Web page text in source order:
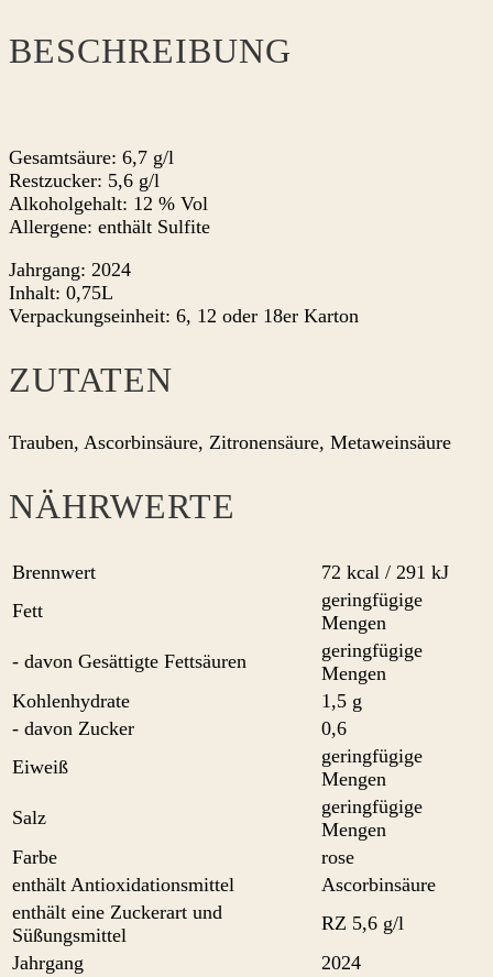
BESCHREIBUNG
Gesamtsäure: 6,7 g/l
Restzucker: 5,6 g/l
Alkoholgehalt: 12 % Vol
Allergene: enthält Sulfite
Jahrgang: 2024
Inhalt: 0,75L
Verpackungseinheit: 6, 12 oder 18er Karton
ZUTATEN
Trauben, Ascorbinsäure, Zitronensäure, Metaweinsäure
NÄHRWERTE
Brennwert
72 kcal / 291 kJ
Fett
geringfügige
Mengen
- davon Gesättigte Fettsäuren
geringfügige
Mengen
Kohlenhydrate
1,5 g
- davon Zucker
0,6
Eiweiß
geringfügige
Mengen
Salz
geringfügige
Mengen
Farbe
rose
enthält Antioxidationsmittel
Ascorbinsäure
enthält eine Zuckerart und
Süßungsmittel
RZ 5,6 g/l
Jahrgang
2024